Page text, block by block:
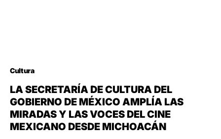
Cultura
LA SECRETARÍA DE CULTURA DEL
GOBIERNO DE MÉXICO AMPLÍA LAS
MIRADAS Y LAS VOCES DEL CINE
MEXICANO DESDE MICHOACÁN